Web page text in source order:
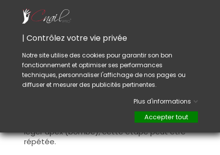
3. Utilisation de la base et de la poudre :
appliquez la Dipping System Base Coat sur les
3/4 de l'ongle en veillant à ne pas toucher les
cuticules, puis plongez immédiatement celui-
ci dans la poudre. Appliquez à nouveau la
base, mais cette fois sur l'intégralité de
l'ongle, puis plongez-le entièrement dans la
poudre. Tapotez doucement pour enlever
lisse et uniforme. Utilisez la brosse à poussière
douce pour éliminer tout excès de poudre. Si
vous souhaitez une couleur plus intense ou un
léger apex (bombé), cette étape peut être
répétée.
| Contrôlez votre vie privée
Notre site utilise des cookies pour garantir son bon
fonctionnement et optimiser ses performances
techniques, personnaliser l'affichage de nos pages ou
diffuser et mesurer des publicités pertinentes.
Plus d'informations
Accepter tout